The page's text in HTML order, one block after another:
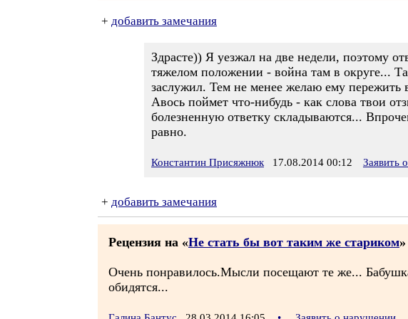
+ добавить замечания
Здрасте)) Я уезжал на две недели, поэтому
тяжелом положении - война там в округе...
заслужил. Тем не менее желаю ему пережить
Авось поймет что-нибудь - как слова твои
болезненную ответку складываются...
равно.
Константин Присяжнюк 17.08.2014 00:12 Заявить
+ добавить замечания
Рецензия на «Не стать бы вот таким же стариком
Очень понравилось.Мысли посещают те же...
обидятся...